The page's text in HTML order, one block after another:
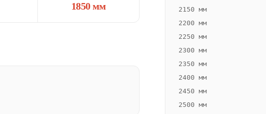
1850 мм
2150 мм
2200 мм
2250 мм
2300 мм
2350 мм
2400 мм
2450 мм
2500 мм